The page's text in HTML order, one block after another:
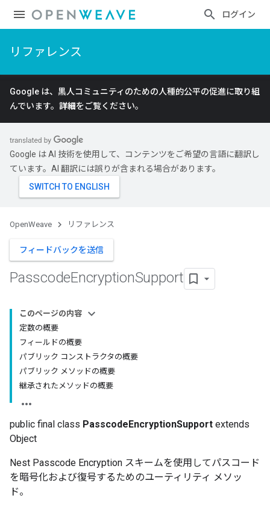
ログイン
リファレンス
Google は、黒人コミュニティのための人種的公平の促進に取り組
んでいます。 詳細をご覧ください。
Google は AI 技術を使用して、コンテンツをご希望の言語に翻訳し
ています。AI 翻訳には誤りが含まれる場合があります。
OpenWeave リファレンス
フィードバックを送信
PasscodeEncryptionSupport
このページの内容
定数の概要
フィールドの概要
パブリック コンストラクタの概要
パブリック メソッドの概要
継承されたメソッドの概要
public final class PasscodeEncryptionSupport extends
Object
Nest Passcode Encryption スキームを使用してパスコード
を暗号化および復号するためのユーティリティ メソッ
ド。